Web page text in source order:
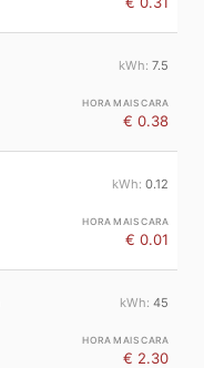
7.5
€ 0.38
0.12
€ 0.01
45
€ 2.30